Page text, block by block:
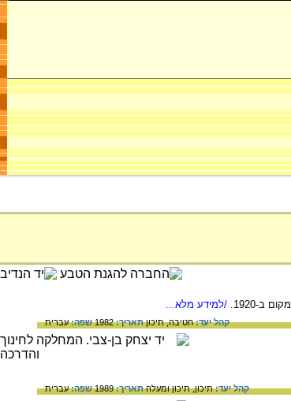
/למידע מלא...
קהל יעד:חטיבה,תיכוןתאריך:1982 שפה:עברית
קהל יעד:תיכון,תיכון ומעלהתאריך:1989 שפה:עברית